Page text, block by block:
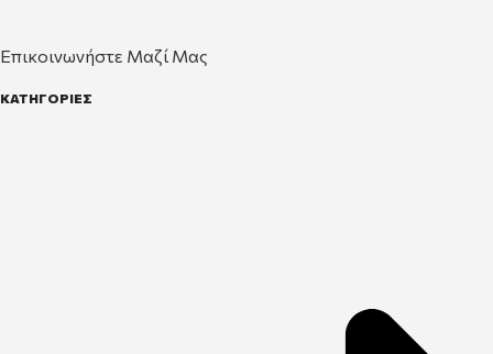
Επικοινωνήστε Μαζί Μας
ΚΑΤΗΓΟΡΙΕΣ